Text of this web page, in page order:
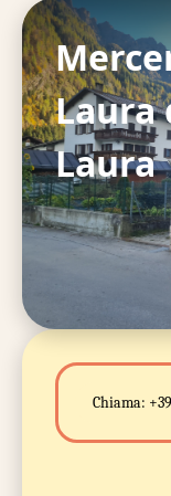
Laura
Laura
Chiama: